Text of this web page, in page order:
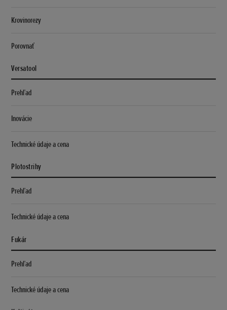
Krovinorezy
Porovnať
Versatool
Prehľad
Inovácie
Technické údaje a cena
Plotostrihy
Prehľad
Technické údaje a cena
Fukár
Prehľad
Technické údaje a cena